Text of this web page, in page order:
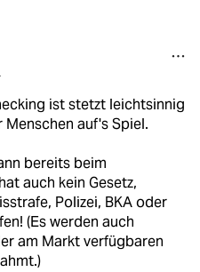
ist stetzt leichtsinnig
auf's Spiel.
bereits beim
auch kein Gesetz,
Polizei, BKA oder
(Es werden auch
am Markt verfügbaren